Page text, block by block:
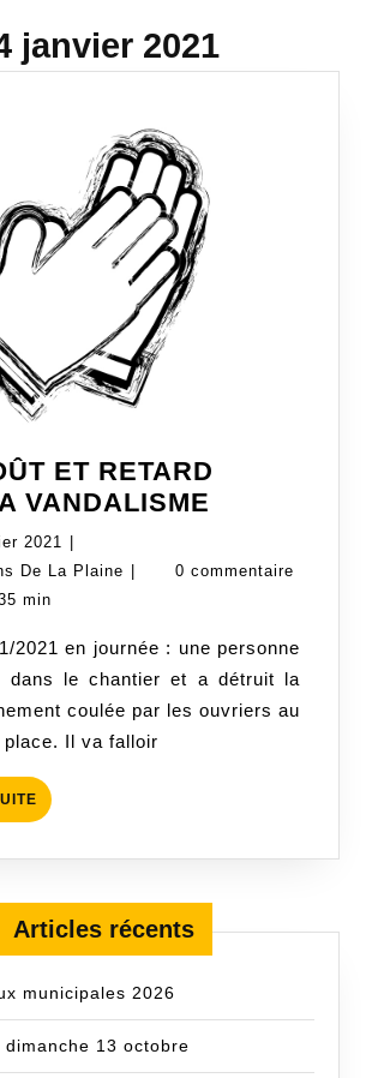
janvier 2021
ET RETARD
VANDALISME
RETARD
2021
14
janvier
De La Plaine Riverains
Plaine
0 commentaire
min
dans le chantier et a détruit la
coulée par les ouvriers au
place. Il va falloir
LIRE
LA
Articles récents
municipales 2026
13 octobre